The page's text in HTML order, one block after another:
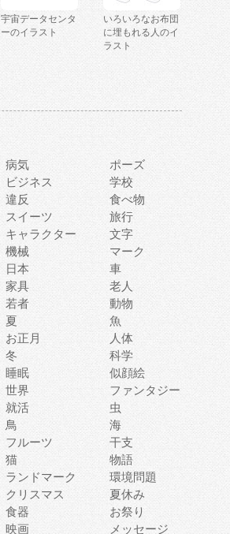
宇宙データセンタ
ーのイラスト
いろいろなお布団
に埋もれる人のイ
ラスト
病気
ポーズ
ビジネス
学校
違反
食べ物
スイーツ
旅行
キャラクター
文字
機械
マーク
日本
車
家具
老人
若者
動物
夏
魚
お正月
人体
冬
科学
睡眠
似顔絵
世界
ファンタジー
就活
虫
鳥
海
フルーツ
干支
猫
物語
ランドマーク
環境問題
クリスマス
夏休み
食器
お祭り
映画 メッセージ